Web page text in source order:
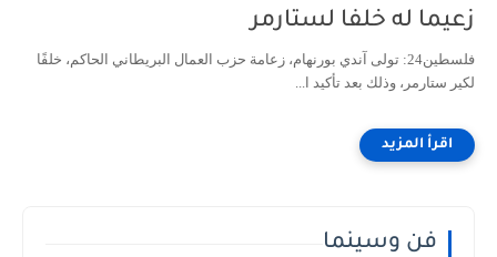
زعيما له خلفا لستارمر
فلسطين24: تولى آندي بورنهام، زعامة حزب العمال البريطاني الحاكم، خلفًا
لكير ستارمر، وذلك بعد تأكيد ا...
فن وسينما